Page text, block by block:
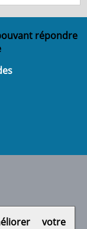
répondre
votre